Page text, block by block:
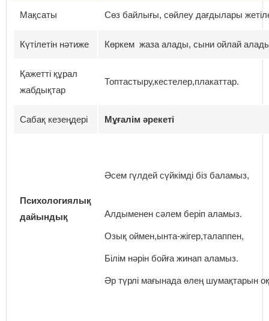
Мақсаты Сөз байлығы, сөйлеу дағдылары
Күтілетін нәтиже Көркем жаза алады, сыни ойлай
Қажетті құрал
жабдықтар
Топтастыру,кестелер,плакаттар.
Сабақ кезеңдері Мұғалім әрекеті
Психологиялық
дайындық
Әсем гүлдей сүйкімді біз баламыз,
Алдыменен сәлем беріп аламыз.
Озық оймен,ынта-жігер,талаппен,
Білім нәрін бойға жинап аламыз.
Әр түрлі мағынада өлең шумақтарын